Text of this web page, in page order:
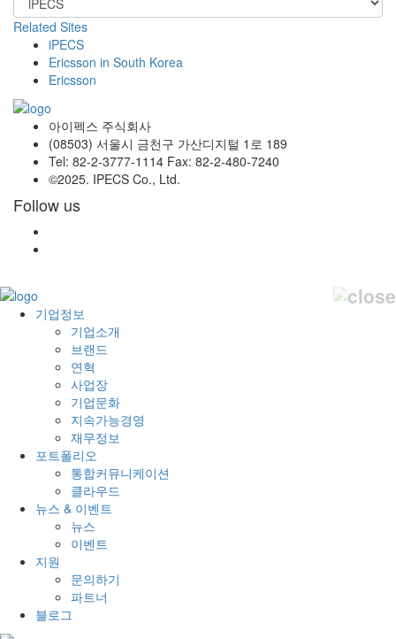
Related Sites
iPECS
Ericsson in South Korea
Ericsson
아이펙스 주식회사
(08503) 서울시 금천구 가산디지털 1로 189
Tel: 82-2-3777-1114 Fax: 82-2-480-7240
©2025. IPECS Co., Ltd.
Follow us
기업정보
기업소개
브랜드
연혁
사업장
기업문화
지속가능경영
재무정보
포트폴리오
통합커뮤니케이션
클라우드
뉴스 & 이벤트
뉴스
이벤트
지원
문의하기
파트너
블로그